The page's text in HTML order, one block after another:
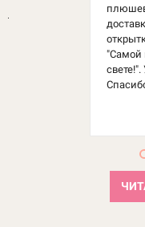
"Самой